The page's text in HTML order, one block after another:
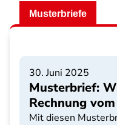
Musterbriefe
30. Juni 2025
Musterbrief:
Rechnung
Mit diesen